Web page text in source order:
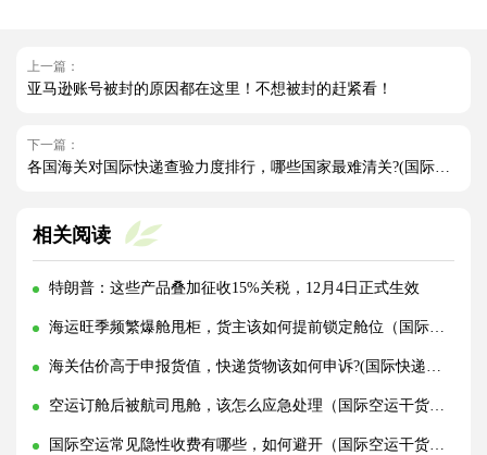
上一篇：
亚马逊账号被封的原因都在这里！不想被封的赶紧看！
下一篇：
各国海关对国际快递查验力度排行，哪些国家最难清关?(国际快递干货知识分享)
相关阅读
特朗普：这些产品叠加征收15%关税，12月4日正式生效
海运旺季频繁爆舱甩柜，货主该如何提前锁定舱位（国际海运干货知识分享）
海关估价高于申报货值，快递货物该如何申诉?(国际快递干货知识分享)
空运订舱后被航司甩舱，该怎么应急处理（国际空运干货知识分享）
国际空运常见隐性收费有哪些，如何避开（国际空运干货知识分享）